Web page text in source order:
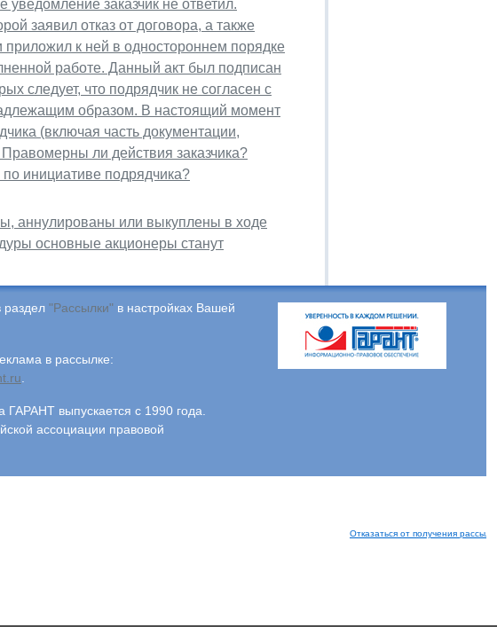
заказчик не ответил.
заявил отказ от договора, а также
приложил к ней в одностороннем порядке
работе. Данный акт был подписан
следует, что подрядчик не согласен с
образом. В настоящий момент
(включая часть документации,
ли действия заказчика?
инициативе подрядчика?
аннулированы или выкуплены в ходе
основные акционеры станут
раздел "Рассылки" в настройках Вашей
в рассылке:
выпускается с 1990 года.
ассоциации правовой
Отказаться от получения